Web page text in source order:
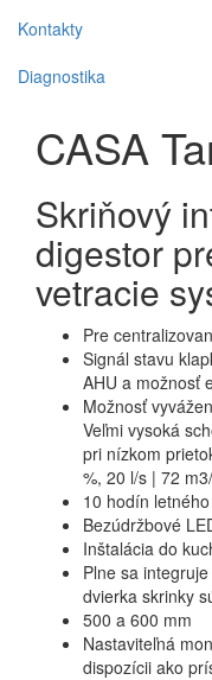
Kontakty
Diagnostika
CASA
Skriňový
digestor
vetracie
Pre
Signál stavu
AHU a možnosť
Možnosť
Veľmi vysoká
pri nízkom
%, 20 l/s | 72
10 hodín
Bezúdržbové
Inštalácia do
Plne sa
dvierka skrinky
500 a 600 mm
Nastaviteľná
dispozícii ako